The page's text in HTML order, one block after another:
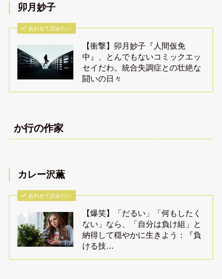
卯月妙子
あわせて読みたい
【衝撃】卯月妙子『人間仮免
中』、とんでもないコミックエッ
セイだわ。統合失調症との壮絶な
闘いの日々
か行の作家
カレー沢薫
あわせて読みたい
【爆笑】「だるい」「何もしたく
ない」なら、「自分は負け組」と
納得して穏やかに生きよう：『負
ける技…